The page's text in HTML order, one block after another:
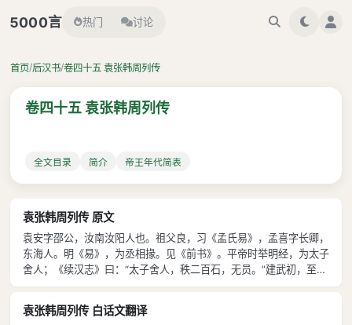
5000言 热门 讨论
首页/后汉书/卷四十五 袁张韩周列传
卷四十五 袁张韩周列传
全文目录 简介 帝王年代简表
袁张韩周列传 原文
袁安字邵公，汝南汝阳人也。祖父良，习《孟氏易》，孟喜字长卿，
东海人。明《易》，为丞相掾。见《前书》。平帝时举明经，为太子
舍人；《续汉志》曰：“太子舍人，秩二百石，无员。”建武初，至成
武令。成武，今曹州县。 安少传良学。为人严重有威，见敬于州
从事，从事因安致书于令。《
袁张韩周列传 白话文翻译